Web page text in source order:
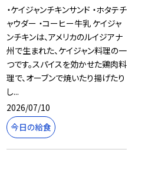
・ケイジャンチキンサンド ・ホタテチ
ャウダー ・コーヒー牛乳 ケイジャ
ンチキンは、アメリカのルイジアナ
州で生まれた、ケイジャン料理の一
つです。スパイスを効かせた鶏肉料
理で、オーブンで焼いたり揚げたり
し...
2026/07/10
今日の給食